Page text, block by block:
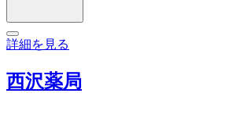
詳細を見る
西沢薬局